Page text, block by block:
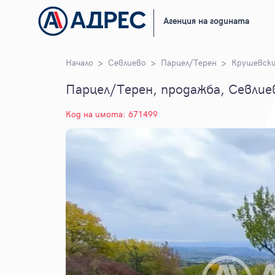
Агенция на годината
Начало Севлиево Парцел/Терен
Парцел/Терен, продажба,
Код на имота: 671499